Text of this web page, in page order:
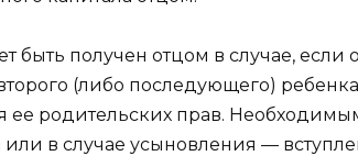
быть получен отцом в случае, если
(либо последующего) ребенка,
родительских прав.
в случае усыновления —